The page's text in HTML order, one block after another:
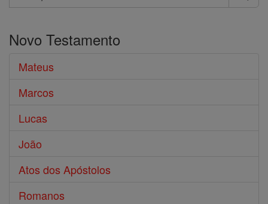
Pesquisar
Bíblia
Novo Testamento
Mateus
Marcos
Lucas
João
Atos dos Apóstolos
Romanos